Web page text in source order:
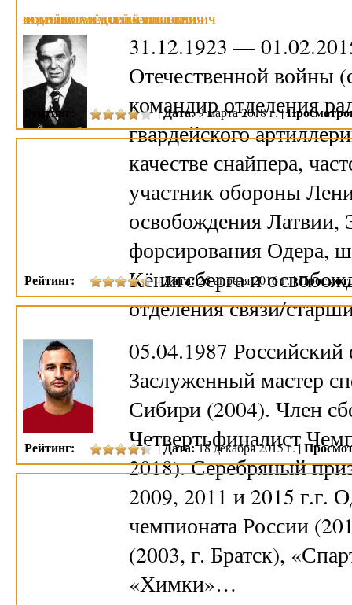
ФОМЕНКО АНАТОЛИЙ ВИКТОРОВИЧ
31.12.1923 —
Отечественной войны
командир отделения
гвардейского
качестве снайпера,
участник обороны
освобождения Латвии,
форсирования Одера,
Кёнигсберга и
отделения связи/
КУДРЯШОВ ФЁДОР ВАСИЛЬЕВИЧ
05.04.1987
Заслуженный мастер
Сибири (2004). Член
Четвертьфиналист
2018). Серебряный
2009, 2011 и 2015 г.г.
чемпионата России
(2003, г. Братск),
«Химки»…
ПОБОЙКО АЛЕКСЕЙ ВАСИЛЬЕВИЧ
Рейтинг: |Дата:9 марта 2018 г. |
Рейтинг: |Дата:26 апреля 2016 г. |
Рейтинг: |Дата:18 декабря 2015 г. |